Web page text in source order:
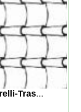
Tras...